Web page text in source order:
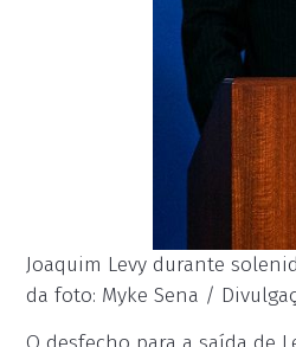
Joaquim Levy durante
da foto: Myke Sena /